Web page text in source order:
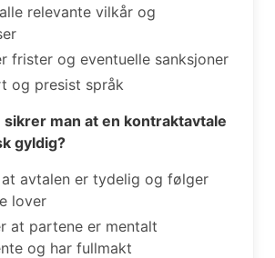
relevante vilkår og
frister og eventuelle sanksjoner
og presist språk
sikrer man at en kontraktavtale
gyldig?
avtalen er tydelig og følger
lover
at partene er mentalt
og har fullmakt